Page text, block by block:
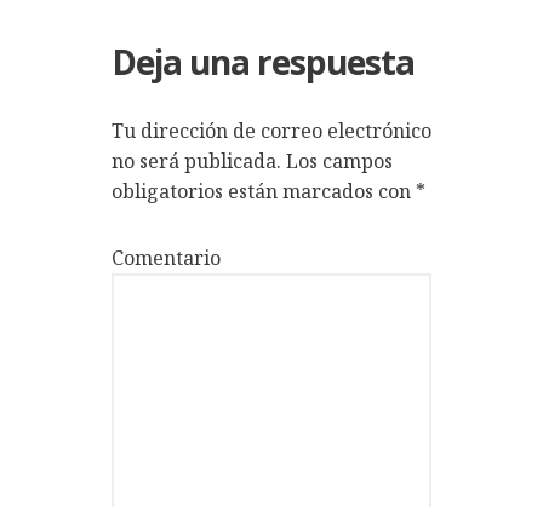
Deja una respuesta
Tu dirección de correo electrónico
no será publicada. Los campos
obligatorios están marcados con *
Comentario